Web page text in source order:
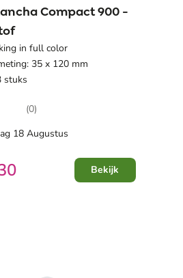
Compact 900 -
in full color
35 x 120 mm
stuks
(0)
18 Augustus
Bekijk